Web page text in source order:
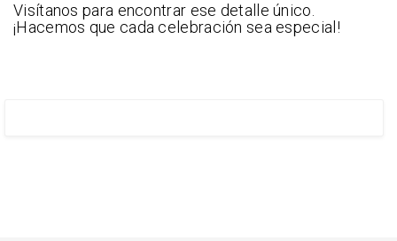
Visítanos para encontrar ese detalle único.
¡Hacemos que cada celebración sea especial!